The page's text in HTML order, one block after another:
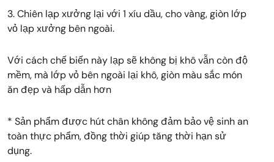
3. Chiên lạp xưởng lại với 1 xíu dầu, cho vàng, giòn lớp
vỏ lạp xưởng bên ngoài.
Với cách chế biến này lạp sẽ không bị khô vẫn còn độ
mềm, mà lớp vỏ bên ngoài lại khô, giòn màu sắc món
ăn đẹp và hấp dẫn hơn
* Sản phẩm được hút chân không đảm bảo vệ sinh an
toàn thực phẩm, đồng thời giúp tăng thời hạn sử
dụng.